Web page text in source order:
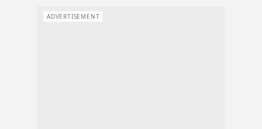
ADVERTISEMENT